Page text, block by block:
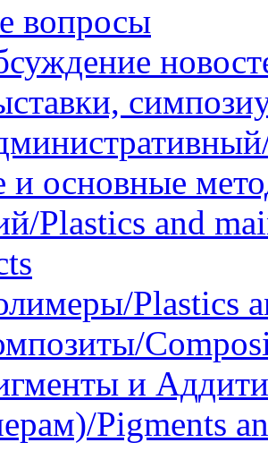
вопросы
основные
Plastics and
Plastics
и
Pigments